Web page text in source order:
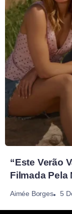
“Este Verão
Filmada Pela
Aimée Borges 5